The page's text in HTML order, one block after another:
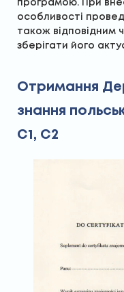
програмою. При
особливості
також відповідним
зберігати його
Отримання
знання
С1, С2